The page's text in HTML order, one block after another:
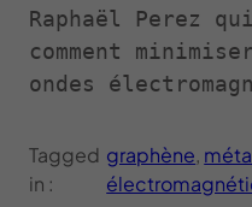
Raphaël Perez
comment
ondes
Tagged
in :
graphène,